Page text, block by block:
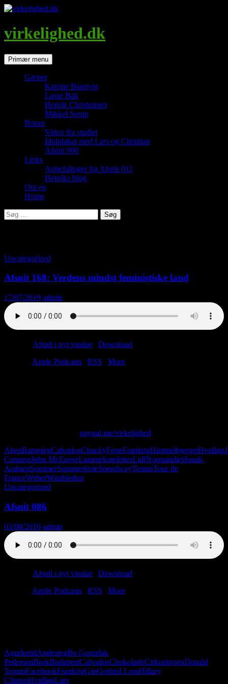
Hop
indhold
virkelighed.dk
SøgPrimær menu
Gæster
Katrine Baunvig
Lasse Bak
Henrik Christensen
Mikkel Serup
Bonus
Video fra studiet
Idolplakat med Lars og Christian
Afsnit 000
Links
Anbefalinger fra Afsnit 011
Henriks blog
Om os
Home
Søg
efter:
Uncategorized
Afsnit 168: Verdens mindst feministiske land
17/07/2019 admin
Afspil i nyt vindue Download
Apple Podcasts RSS
More
paypal.me/virkelighed
AlienBarnelegCalvadosChuckyFerieFrankrigHimmelbjergetHvidløg
ConnersJohn McEnroeLammekoteletterLidlNormandietSaudi-
ArabienSommerSommerferieSpeedwayTennisTour de
FranceWeberWimbledon
Uncategorized
Afsnit 086
03/08/2016 admin
Afspil i nyt vindue Download
Apple Podcasts RSS
More
AgurketidAndestegBo Gorzelak
PedersenBrokBudapestCalvadosChokoladeCirkuskroenDonald
TrumpFacebookFrankrigGinGotfred LomHillary
ClintonHvidløgLars